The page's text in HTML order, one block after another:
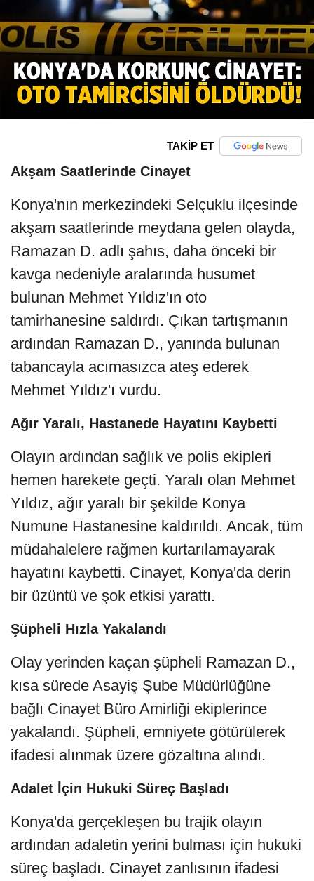
TAKİP ET
Akşam Saatlerinde Cinayet
Konya'nın merkezindeki Selçuklu ilçesinde
akşam saatlerinde meydana gelen olayda,
Ramazan D. adlı şahıs, daha önceki bir
kavga nedeniyle aralarında husumet
bulunan Mehmet Yıldız'ın oto
tamirhanesine saldırdı. Çıkan tartışmanın
ardından Ramazan D., yanında bulunan
tabancayla acımasızca ateş ederek
Mehmet Yıldız'ı vurdu.
Ağır Yaralı, Hastanede Hayatını Kaybetti
Olayın ardından sağlık ve polis ekipleri
hemen harekete geçti. Yaralı olan Mehmet
Yıldız, ağır yaralı bir şekilde Konya
Numune Hastanesine kaldırıldı. Ancak, tüm
müdahalelere rağmen kurtarılamayarak
hayatını kaybetti. Cinayet, Konya'da derin
bir üzüntü ve şok etkisi yarattı.
Şüpheli Hızla Yakalandı
Olay yerinden kaçan şüpheli Ramazan D.,
kısa sürede Asayiş Şube Müdürlüğüne
bağlı Cinayet Büro Amirliği ekiplerince
yakalandı. Şüpheli, emniyete götürülerek
ifadesi alınmak üzere gözaltına alındı.
Adalet İçin Hukuki Süreç Başladı
Konya'da gerçekleşen bu trajik olayın
ardından adaletin yerini bulması için hukuki
süreç başladı. Cinayet zanlısının ifadesi